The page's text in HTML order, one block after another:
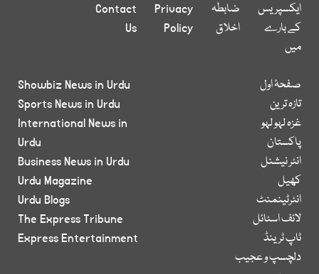
ایکسپریس
کے بارے
میں
ضابطہ
اخلاق
Privacy
Policy
Contact
Us
صفحۂ اول
تازہ ترین
غزہ لہو لہو
پاکستان
انٹر نیشنل
کھیل
انٹرٹینمنٹ
لائف اسٹائل
ٹاپ ٹرینڈ
دلچسپ و عجیب
Showbiz News in Urdu
Sports News in Urdu
International News in
Urdu
Business News in Urdu
Urdu Magazine
Urdu Blogs
The Express Tribune
Express Entertainment